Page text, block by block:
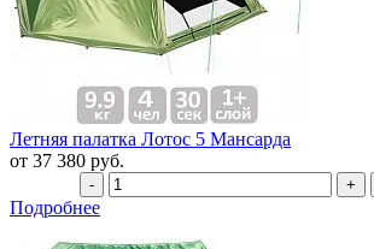
Летняя палатка Лотос 5 Мансарда
от 37 380 руб.
Подробнее